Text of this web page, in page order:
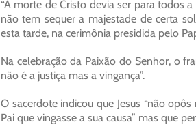
“A morte de Cristo devia ser para todos
não tem sequer a majestade de certa
esta tarde, na cerimônia presidida pelo
Na celebração da Paixão do Senhor, o
não é a justiça mas a vingança”.
O sacerdote indicou que Jesus “não
Pai que vingasse a sua causa” mas que